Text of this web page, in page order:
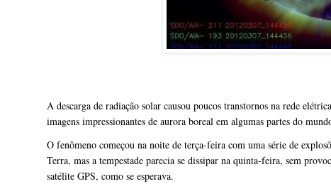
A descarga de radiação solar causou poucos transtornos na rede
imagens impressionantes de aurora boreal em algumas partes do
O fenômeno começou na noite de terça-feira com uma série de
Terra, mas a tempestade parecia se dissipar na quinta-feira, sem
satélite GPS, como se esperava.